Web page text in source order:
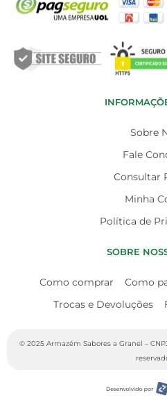
Sobre
Fale
Consultar
Minha
Política de
SOBRE
Como comprar Como
Trocas e Devoluções
© 2025 Armazém Sabores a Granel –